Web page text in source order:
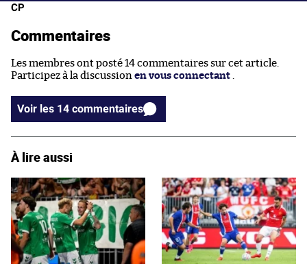
CP
Commentaires
Les membres ont posté 14 commentaires sur cet article.
Participez à la discussion en vous connectant
Voir les 14 commentaires
À lire aussi